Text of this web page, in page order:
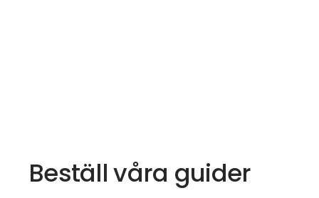
Beställ våra guider